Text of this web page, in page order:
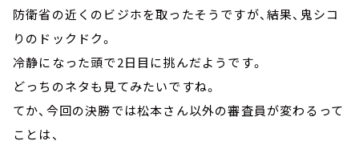
防衛省の近くのビジホを取ったそうですが、結果、鬼シコ
りのドックドク。
冷静になった頭で2日目に挑んだようです。
どっちのネタも見てみたいですね。
てか、今回の決勝では松本さん以外の審査員が変わるって
ことは、